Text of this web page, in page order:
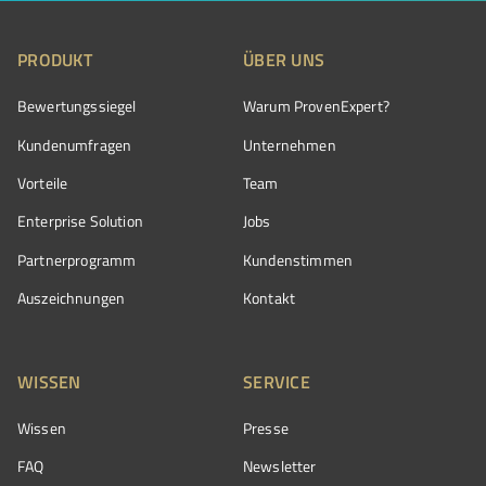
PRODUKT
Bewertungssiegel
Kundenumfragen
Vorteile
Enterprise Solution
Partnerprogramm
Auszeichnungen
ÜBER UNS
Warum ProvenExpert?
Unternehmen
Team
Jobs
Kundenstimmen
Kontakt
WISSEN
Wissen
FAQ
SERVICE
Presse
Newsletter